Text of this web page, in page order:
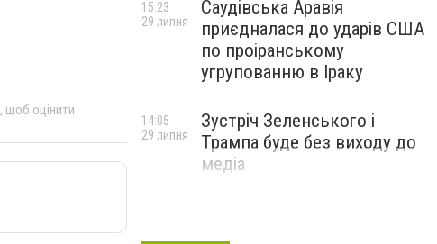
, щоб оцінити
Саудівська Аравія
приєдналася до ударів США
по проіранському
угрупованню в Іраку
15:23
29 липня
Зустріч Зеленського і
Трампа буде без виходу до
медіа
14:05
29 липня